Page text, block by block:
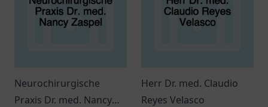
Ansatz.
Neurochirurgische
Praxis Dr. med. Nancy
Herr Dr. med. Claudio
Reyes Velasco